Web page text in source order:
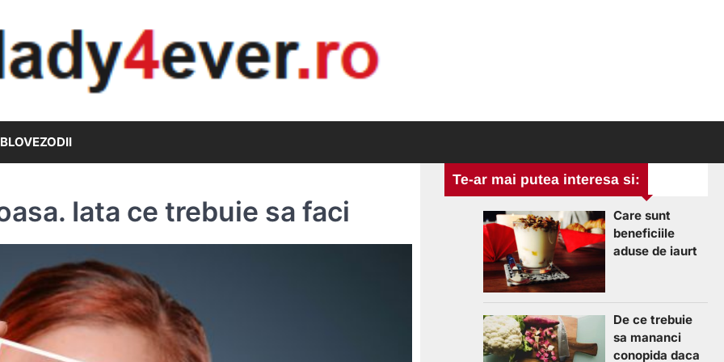
LOVEZODII
Iata ce trebuie sa faci
Te-ar mai putea interesa si:
Care sunt
beneficiile
aduse de iaurt
De ce trebuie
sa mananci
conopida daca